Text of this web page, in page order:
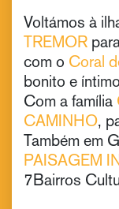
Voltámos à
TREMOR
com o Coral
bonito e
Com a família
CAMINHO,
Também em
PAISAGEM
7Bairros